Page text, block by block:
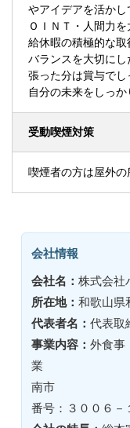
やアイデアを活か
ＯＩＮＴ・人間力
給休暇の積極的な
バランスを大切に
張った分は賞与で
自分の未来をしっか
受動喫煙対策
喫煙者の方は屋外
会社情報
会社名： 株式会社
所在地： 和歌山県
代表者名： 代表
事業内容： 外食事
業
南市
番号：３００６－